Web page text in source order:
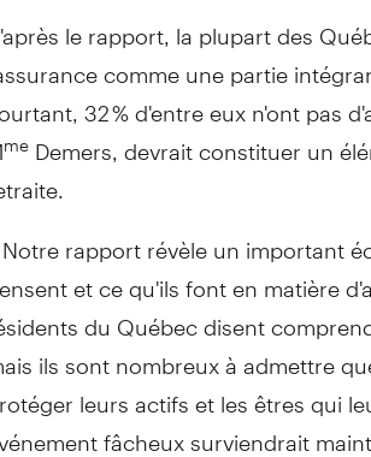
le rapport, la plupart des
comme une partie
32 % d'entre eux n'ont pas
me Demers, devrait constituer un
rapport révèle un important
et ce qu'ils font en matière
du Québec disent
ils sont nombreux à admettre
leurs actifs et les êtres qui
fâcheux surviendrait